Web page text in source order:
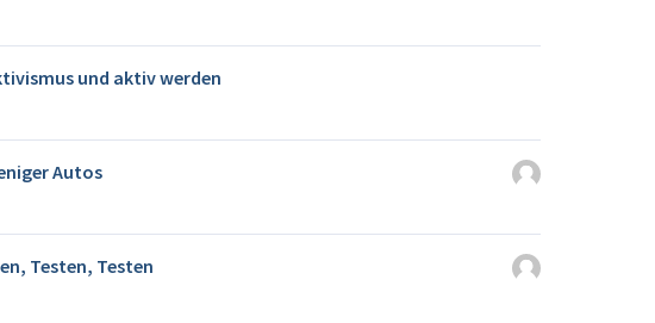
und aktiv werden
Autos
Testen, Testen